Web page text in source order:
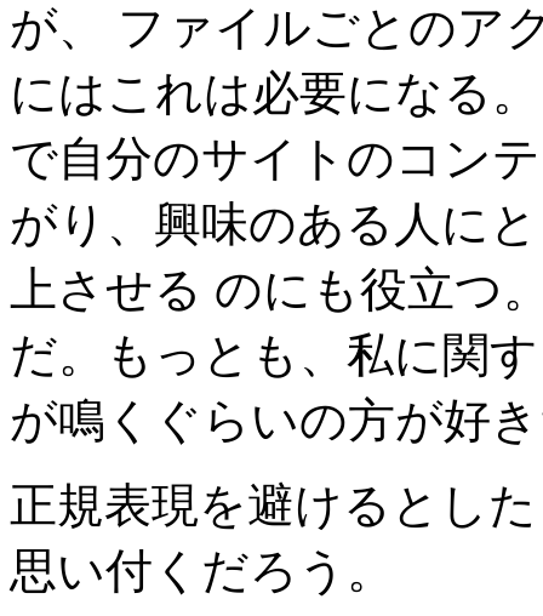
が、 ファイルごとのア
にはこれは必要になる
で自分のサイトのコン
がり、興味のある人に
上させる のにも役立つ
だ。もっとも、私に関
が鳴くぐらいの方が好
正規表現を避けるとし
思い付くだろう。